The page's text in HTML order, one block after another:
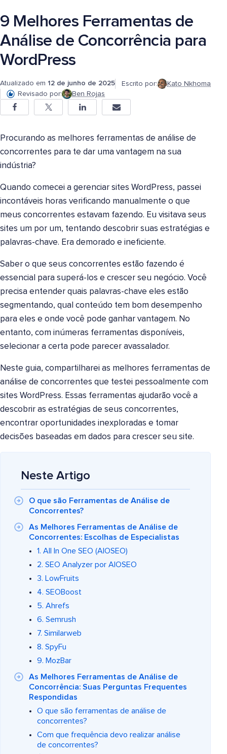
9 Melhores Ferramentas de
Análise de Concorrência para
WordPress
Atualizado em 12 de junho de 2025 Escrito por:
Kato Nkhoma
Revisado por:
Ben Rojas
Procurando as melhores ferramentas de análise de
concorrentes para te dar uma vantagem na sua
indústria?
Quando comecei a gerenciar sites WordPress, passei
incontáveis horas verificando manualmente o que
meus concorrentes estavam fazendo. Eu visitava seus
sites um por um, tentando descobrir suas estratégias e
palavras-chave. Era demorado e ineficiente.
Saber o que seus concorrentes estão fazendo é
essencial para superá-los e crescer seu negócio. Você
precisa entender quais palavras-chave eles estão
segmentando, qual conteúdo tem bom desempenho
para eles e onde você pode ganhar vantagem. No
entanto, com inúmeras ferramentas disponíveis,
selecionar a certa pode parecer avassalador.
Neste guia, compartilharei as melhores ferramentas de
análise de concorrentes que testei pessoalmente com
sites WordPress. Essas ferramentas ajudarão você a
descobrir as estratégias de seus concorrentes,
encontrar oportunidades inexploradas e tomar
decisões baseadas em dados para crescer seu site.
Neste Artigo
O que são Ferramentas de Análise de
Concorrentes?
As Melhores Ferramentas de Análise de
Concorrentes: Escolhas de Especialistas
1. All In One SEO (AIOSEO)
2. SEO Analyzer por AIOSEO
3. LowFruits
4. SEOBoost
5. Ahrefs
6. Semrush
7. Similarweb
8. SpyFu
9. MozBar
As Melhores Ferramentas de Análise de
Concorrência: Suas Perguntas Frequentes
Respondidas
O que são ferramentas de análise de
concorrentes?
Com que frequência devo realizar análise
de concorrentes?